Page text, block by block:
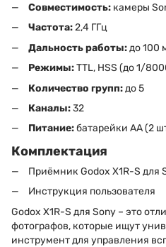
Совместимость: камеры
Частота:2,4 ГГц
Дальность работы:до 100
Режимы:TTL, HSS (до 1/
Количество групп:до 5
Каналы:32
Питание:батарейки AA (2
Комплектация
Приёмник Godox X1R-S для
Инструкция пользователя
Godox X1R-S для Sony – это
фотографов, которые ищут
инструмент для управления